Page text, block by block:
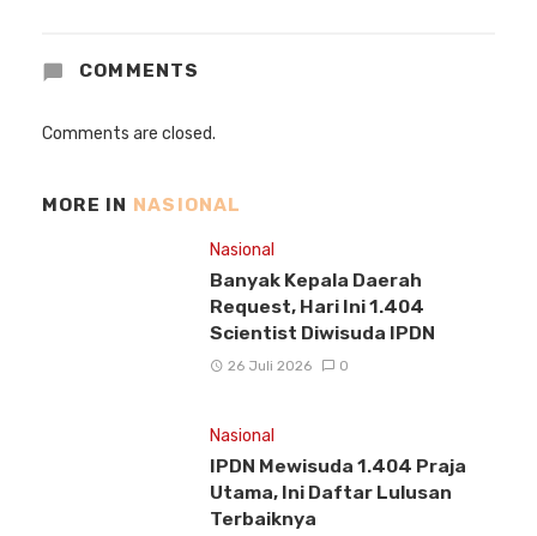
COMMENTS
Comments are closed.
MORE IN NASIONAL
Nasional
Banyak Kepala Daerah
Request, Hari Ini 1.404
Scientist Diwisuda IPDN
26 Juli 2026 0
Nasional
IPDN Mewisuda 1.404 Praja
Utama, Ini Daftar Lulusan
Terbaiknya